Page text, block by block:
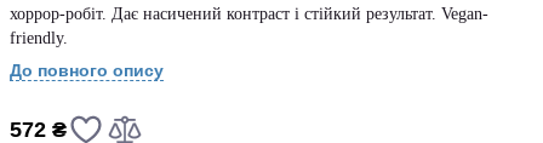
хоррор-робіт. Дає насичений контраст і стійкий результат. Vegan-
friendly.
До повного опису
572 ₴